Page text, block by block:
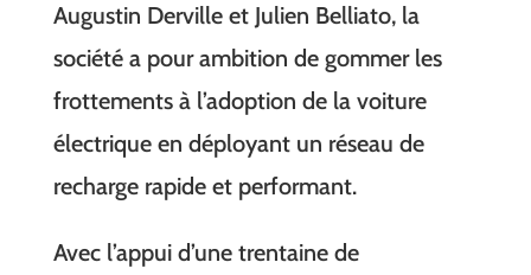
Augustin Derville et Julien Belliato, la
société a pour ambition de gommer les
frottements à l’adoption de la voiture
électrique en déployant un réseau de
recharge rapide et performant.
Avec l’appui d’une trentaine de